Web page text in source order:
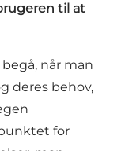
til at
når man
deres behov,
for